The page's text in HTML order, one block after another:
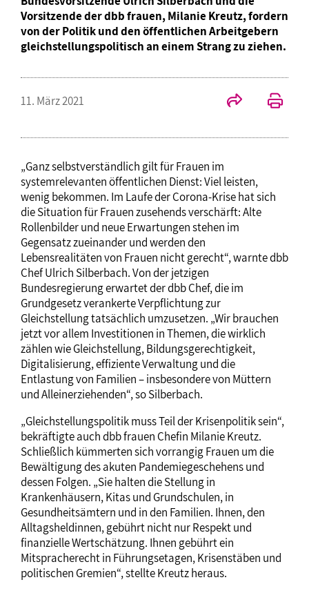
Vorsitzende der dbb frauen, Milanie Kreutz, fordern
von der Politik und den öffentlichen Arbeitgebern
gleichstellungspolitisch an einem Strang zu ziehen.
11. März 2021
„Ganz selbstverständlich gilt für Frauen im
systemrelevanten öffentlichen Dienst: Viel leisten,
wenig bekommen. Im Laufe der Corona-Krise hat sich
die Situation für Frauen zusehends verschärft: Alte
Rollenbilder und neue Erwartungen stehen im
Gegensatz zueinander und werden den
Lebensrealitäten von Frauen nicht gerecht“, warnte dbb
Chef Ulrich Silberbach. Von der jetzigen
Bundesregierung erwartet der dbb Chef, die im
Grundgesetz verankerte Verpflichtung zur
Gleichstellung tatsächlich umzusetzen. „Wir brauchen
jetzt vor allem Investitionen in Themen, die wirklich
zählen wie Gleichstellung, Bildungsgerechtigkeit,
Digitalisierung, effiziente Verwaltung und die
Entlastung von Familien – insbesondere von Müttern
und Alleinerziehenden“, so Silberbach.
„Gleichstellungspolitik muss Teil der Krisenpolitik sein“,
bekräftigte auch dbb frauen Chefin Milanie Kreutz.
Schließlich kümmerten sich vorrangig Frauen um die
Bewältigung des akuten Pandemiegeschehens und
dessen Folgen. „Sie halten die Stellung in
Krankenhäusern, Kitas und Grundschulen, in
Gesundheitsämtern und in den Familien. Ihnen, den
Alltagsheldinnen, gebührt nicht nur Respekt und
finanzielle Wertschätzung. Ihnen gebührt ein
Mitspracherecht in Führungsetagen, Krisenstäben und
politischen Gremien“, stellte Kreutz heraus.